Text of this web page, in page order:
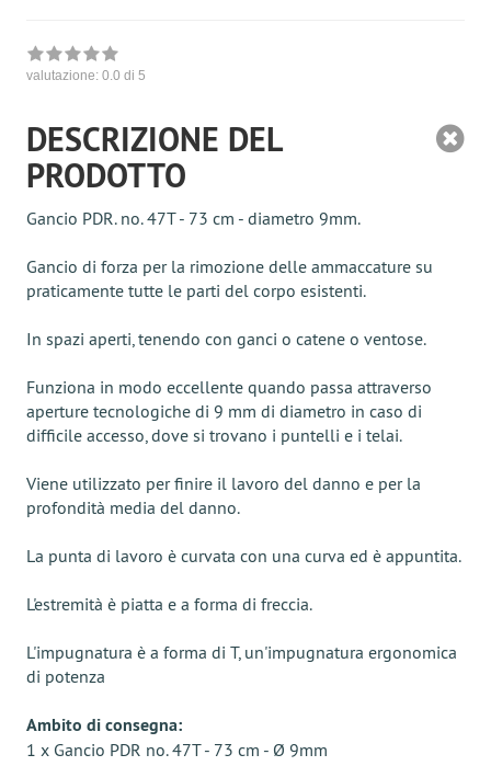
valutazione: 0.0 di 5
DESCRIZIONE DEL
PRODOTTO
Gancio PDR. no. 47Т - 73 cm - diametro 9mm.
Gancio di forza per la rimozione delle ammaccature su
praticamente tutte le parti del corpo esistenti.
In spazi aperti, tenendo con ganci o catene o ventose.
Funziona in modo eccellente quando passa attraverso
aperture tecnologiche di 9 mm di diametro in caso di
difficile accesso, dove si trovano i puntelli e i telai.
Viene utilizzato per finire il lavoro del danno e per la
profondità media del danno.
La punta di lavoro è curvata con una curva ed è appuntita.
L'estremità è piatta e a forma di freccia.
L'impugnatura è a forma di T, un'impugnatura ergonomica
di potenza
Ambito di consegna:
1 x Gancio PDR no. 47Т - 73 cm - Ø 9mm